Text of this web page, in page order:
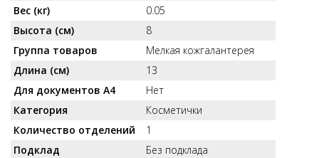
Вес (кг)
0.05
Высота (см)
8
Группа товаров
Мелкая кожгалантерея
Длина (см)
13
Для документов А4
Нет
Категория
Косметички
Количество отделений
1
Подклад
Без подклада